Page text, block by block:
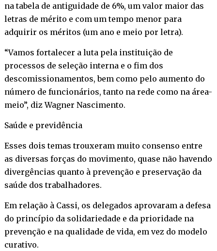
na tabela de antiguidade de 6%, um valor maior das
letras de mérito e com um tempo menor para
adquirir os méritos (um ano e meio por letra).
“Vamos fortalecer a luta pela instituição de
processos de seleção interna e o fim dos
descomissionamentos, bem como pelo aumento do
número de funcionários, tanto na rede como na área-
meio”, diz Wagner Nascimento.
Saúde e previdência
Esses dois temas trouxeram muito consenso entre
as diversas forças do movimento, quase não havendo
divergências quanto à prevenção e preservação da
saúde dos trabalhadores.
Em relação à Cassi, os delegados aprovaram a defesa
do princípio da solidariedade e da prioridade na
prevenção e na qualidade de vida, em vez do modelo
curativo.